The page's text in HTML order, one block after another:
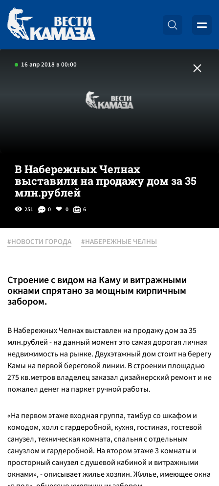
16 апр 2018 в 00:00
В Набережных Челнах
выставили на продажу дом за 35
млн.рублей
251 0 0 6
#НОВОСТИ ГОРОДА #НАБЕРЕЖНЫЕ ЧЕЛНЫ
Строение с видом на Каму и витражными
окнами спрятано за мощным кирпичным
забором.
В Набережных Челнах выставлен на продажу дом за 35
млн.рублей - на данный момент это самая дорогая личная
недвижимость на рынке. Двухэтажный дом стоит на берегу
Камы на первой береговой линии. В строении площадью
275 кв.метров владелец заказал дизайнерский ремонт и не
пожалел денег на паркет ручной работы.
«На первом этаже входная группа, тамбур со шкафом и
комодом, холл с гардеробной, кухня, гостиная, гостевой
санузел, техническая комната, спальня с отдельным
санузлом и гардеробной. На втором этаже 3 комнаты и
просторный санузел с душевой кабиной и витражными
окнами», - описывает жилье хозяин. Жилье, имеющее окна